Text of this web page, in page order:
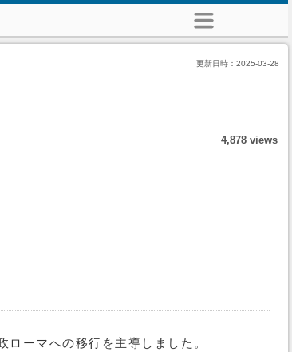
更新日時： 2025-03-28
4,878 views
ーマへの移行を主導しました。